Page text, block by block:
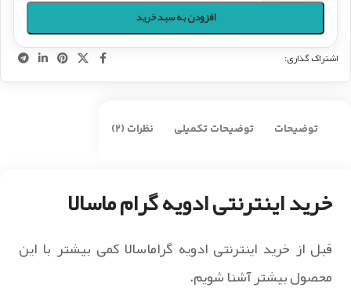
افزودن به سبد خرید
اشتراک گذاری:
توضیحات توضیحات تکمیلی نظرات (2)
خرید اینترنتی ادویه گرام ماسالا
قبل از خرید اینترنتی ادویه گراماسالا کمی بیشتر با این
محصول بیشتر آشنا شویم.